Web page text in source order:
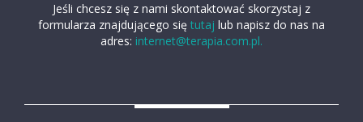
Jeśli chcesz się z nami skontaktować skorzystaj z
formularza znajdującego się tutaj lub napisz do nas na
adres: internet@terapia.com.pl.